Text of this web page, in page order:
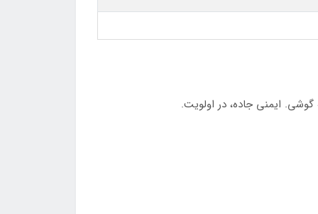
ایمنی جاده، در اولویت.